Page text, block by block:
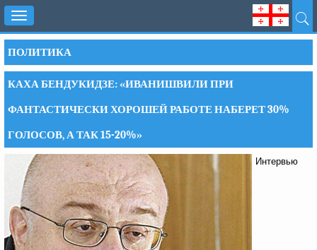
Toggle
navigation
ПОЛИТИКА
КАХА БЕНДУКИДЗЕ: «ИВАНИШВИЛИ ПРИ
ФАНТАСТИЧЕСКИ ХОРОШЕЙ РАБОТЕ НАБЕРЕТ 30%
ГОЛОСОВ, А ТАК 15-20%»
Интервью